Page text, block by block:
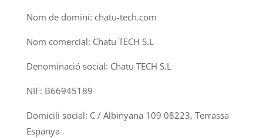
Nom de domini: chatu-tech.com
Nom comercial: Chatu TECH S.L
Denominació social: Chatu TECH S.L
NIF: B66945189
Domicili social: C / Albinyana 109 08223, Terrassa
Espanya